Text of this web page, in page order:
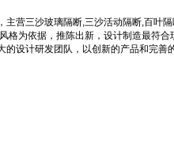
主营三沙玻璃隔断,三沙活动隔断,百叶
格为依据，推陈出新，设计制造最符
的设计研发团队，以创新的产品和完